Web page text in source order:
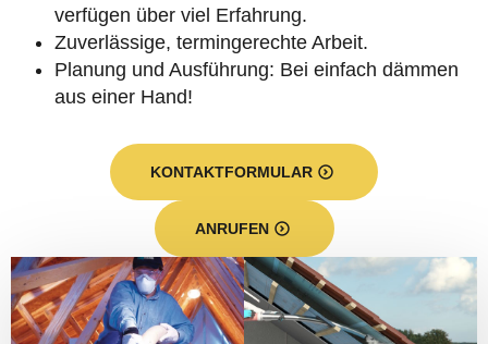
verfügen über viel Erfahrung.
Zuverlässige, termingerechte Arbeit.
Planung und Ausführung: Bei einfach dämmen
aus einer Hand!
KONTAKTFORMULAR
ANRUFEN